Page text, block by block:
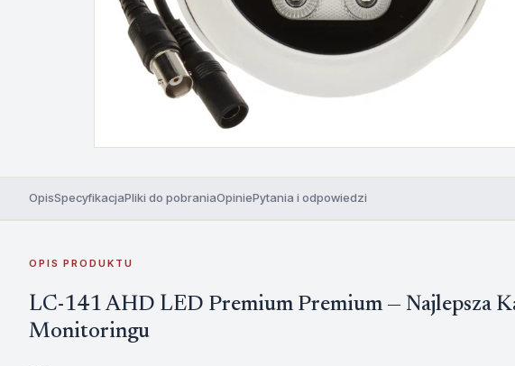
OpisSpecyfikacjaPliki do pobraniaOpiniePytania i odpowiedzi
OPIS PRODUKTU
LC-141 AHD LED Premium Premium — Najlepsza
Monitoringu